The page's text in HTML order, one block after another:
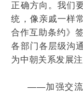
正确方向。我们
统，像亲戚一样
合作互助条约》
各部门各层级沟
为中朝关系发展注
——加强交流